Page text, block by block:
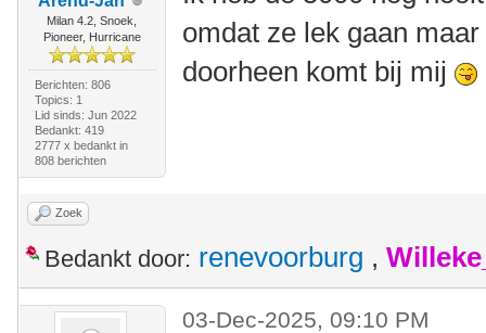
Milan 4.2, Snoek,
Pioneer, Hurricane
Berichten: 806
Topics: 1
Lid sinds: Jun 2022
Bedankt: 419
2777 x bedankt in
808 berichten
omdat ze lek gaan
doorheen komt bij mij
Zoek
Bedankt door: renevoorburg ,
03-Dec-2025, 09:10 PM